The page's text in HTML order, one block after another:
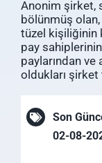
Anonim şirket,
bölünmüş olan,
tüzel kişiliğinin
pay
paylarından
oldukları şirket
Son
02-08-